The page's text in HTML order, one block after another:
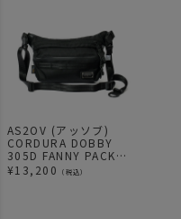
AS2OV (アッソブ)
CORDURA DOBBY
305D FANNY PACK
ファニーパック ショ
ルダー
¥13,200 （税込）